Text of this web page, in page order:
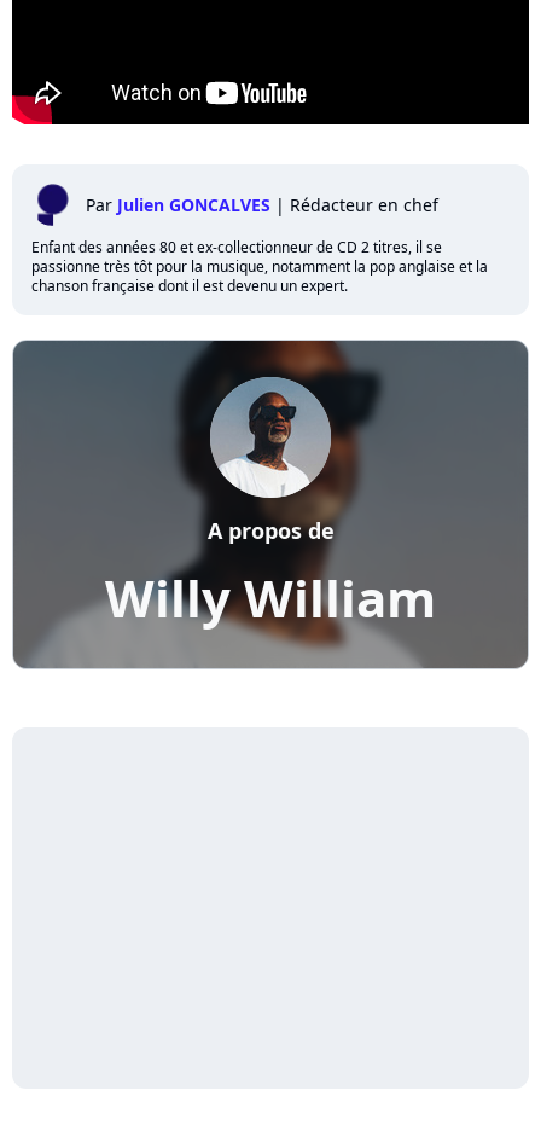
Par Julien GONCALVES | Rédacteur en chef
Enfant des années 80 et ex-collectionneur de CD 2 titres, il se
passionne très tôt pour la musique, notamment la pop anglaise et la
chanson française dont il est devenu un expert.
Willy William
A propos de